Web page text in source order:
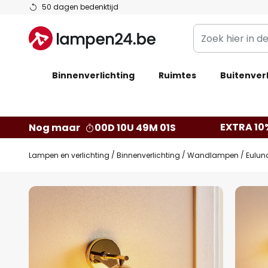
50 dagen bedenktijd
Ga
de
inhoud
Zoek
hier
de
Binnenverlichting Ruimtes
Nog maar 00D 10U 49M 00S EXTRA
Lampen en verlichting Binnenverlichting Wandlampen
Ga